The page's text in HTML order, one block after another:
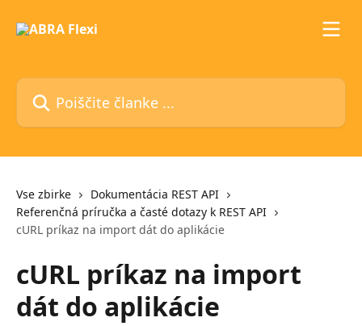
Poiščite članke ...
Vse zbirke
Dokumentácia REST API
Referenčná príručka a časté dotazy k REST API
cURL príkaz na import dát do aplikácie
cURL príkaz na import
dát do aplikácie